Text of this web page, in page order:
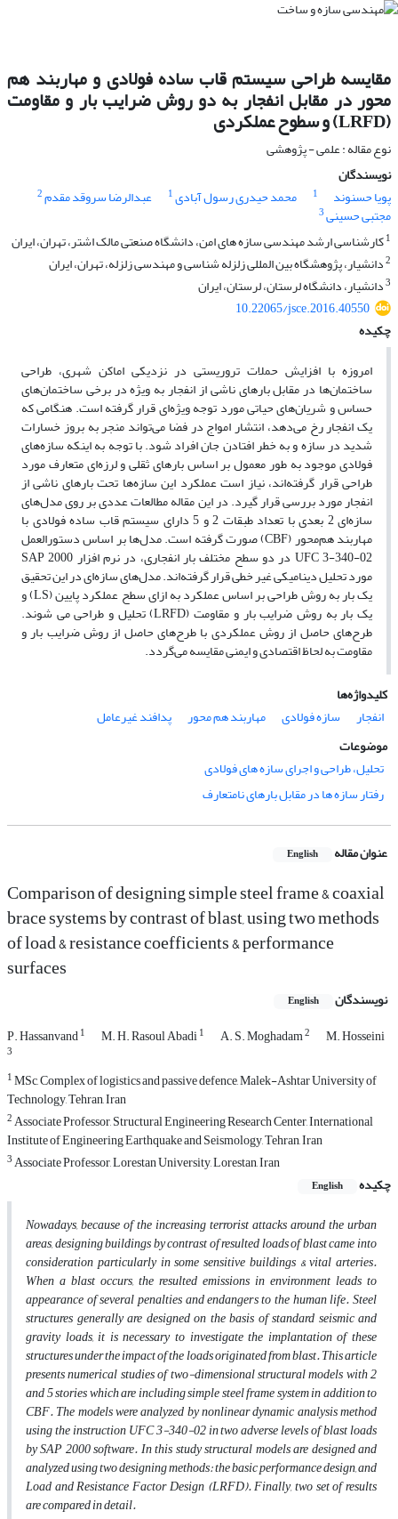
مقایسه طراحی سیستم قاب ساده فولادی و مهاربند هم
محور در مقابل انفجار به دو روش ضرایب بار و مقاومت
(LRFD) و سطوح عملکردی
نوع مقاله : علمی - پژوهشی
نویسندگان
پویا حسنوند
1 محمد حیدری رسول آبادی1 عبدالرضا سروقد مقدم2
مجتبی حسینی3
1کارشناسی ارشد مهندسی سازه های امن، دانشگاه صنعتی مالک اشتر، تهران، ایران
2دانشیار، پژوهشگاه بین المللی زلزله شناسی و مهندسی زلزله، تهران، ایران
3دانشیار، دانشگاه لرستان، لرستان، ایران
10.22065/jsce.2016.40550
چکیده
امروزه با افزایش حملات تروریستی در نزدیکی اماکن شهری، طراحی
ساختمان‌ها در مقابل بارهای ناشی از انفجار به ویژه در برخی ساختمان‌های
حساس و شریان‌های حیاتی مورد توجه ویژه‌ای قرار گرفته است. هنگامی که
یک انفجار رخ می‌دهد، انتشار امواج در فضا می‌تواند منجر به بروز خسارات
شدید در سازه و به خطر افتادن جان افراد شود. با توجه به اینکه سازه‌های
فولادی موجود به طور معمول بر اساس بارهای ثقلی و لرزه‌ای متعارف مورد
طراحی قرار گرفته‌اند، نیاز است عملکرد این سازه‌ها تحت بارهای ناشی از
انفجار مورد بررسی قرار گیرد. در این مقاله مطالعات عددی بر روی مدل‌های
سازه‌ای 2 بعدی با تعداد طبقات 2 و 5 دارای سیستم قاب ساده فولادی با
مهاربند هم‌محور (CBF) صورت گرفته است. مدل‌ها بر اساس دستورالعمل
UFC 3-340-02 در دو سطح مختلف بار انفجاری، در نرم افزار SAP 2000
مورد تحلیل دینامیکی غیر خطی قرار گرفته‌اند. مدل‌های سازه‌ای در این تحقیق
یک بار به روش طراحی بر اساس عملکرد به ازای سطح عملکرد پایین (LS) و
یک بار به روش ضرایب بار و مقاومت (LRFD) تحلیل و طراحی می شوند.
طرح‌های حاصل از روش عملکردی با طرح‌های حاصل از روش ضرایب بار و
مقاومت به لحاظ اقتصادی و ایمنی مقایسه می‌گردد.
کلیدواژه‌ها
انفجار
سازه فولادی مهاربند هم محور
پدافند غیرعامل
موضوعات
تحلیل، طراحی و اجرای سازه های فولادی
رفتار سازه ها در مقابل بارهای نامتعارف
عنوان مقاله English
Comparison of designing simple steel frame & coaxial
brace systems by contrast of blast, using two methods
of load & resistance coefficients & performance
surfaces
نویسندگان English
P. Hassanvand1 M. H. Rasoul Abadi1 A. S. Moghadam2 M. Hosseini
3
1MSc, Complex of logistics and passive defence, Malek-Ashtar University of
Technology, Tehran, Iran
2Associate Professor, Structural Engineering Research Center, International
Institute of Engineering Earthquake and Seismology, Tehran, Iran
3Associate Professor, Lorestan University, Lorestan, Iran
چکیده
English
Nowadays, because of the increasing terrorist attacks around the urban
areas, designing buildings by contrast of resulted loads of blast came into
consideration particularly in some sensitive buildings & vital arteries.
When a blast occurs, the resulted emissions in environment leads to
appearance of several penalties and endangers to the human life. Steel
structures generally are designed on the basis of standard seismic and
gravity loads, it is necessary to investigate the implantation of these
structures under the impact of the loads originated from blast. This article
presents numerical studies of two-dimensional structural models with 2
and 5 stories which are including simple steel frame system in addition to
CBF. The models were analyzed by nonlinear dynamic analysis method
using the instruction UFC 3-340-02 in two adverse levels of blast loads
by SAP 2000 software. In this study structural models are designed and
analyzed using two designing methods: the basic performance design, and
Load and Resistance Factor Design (LRFD). Finally, two set of results
are compared in detail.